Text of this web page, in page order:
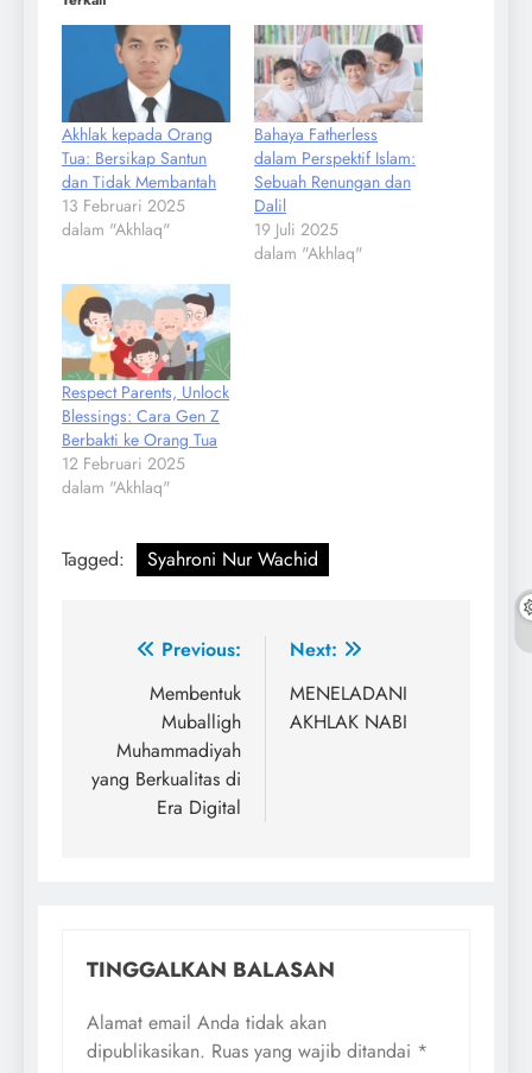
Akhlak kepada Orang
Tua: Bersikap Santun
dan Tidak Membantah
13 Februari 2025
dalam "Akhlaq"
Bahaya Fatherless
dalam Perspektif Islam:
Sebuah Renungan dan
Dalil
19 Juli 2025
dalam "Akhlaq"
Respect Parents, Unlock
Blessings: Cara Gen Z
Berbakti ke Orang Tua
12 Februari 2025
dalam "Akhlaq"
Tagged: Syahroni Nur Wachid
NavigasiPrevious:
Membentuk
Muballigh
Muhammadiyah
yang Berkualitas di
Era Digital
Next:
MENELADANI
AKHLAK NABI
TINGGALKAN BALASAN
Alamat email Anda tidak akan
dipublikasikan. Ruas yang wajib ditandai *